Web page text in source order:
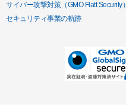
サイバー攻撃対策（GMO Flatt Security）
セキュリティ事業の軌跡